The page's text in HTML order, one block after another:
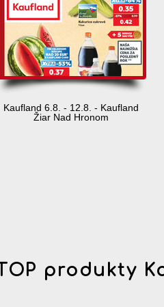
Kaufland 6.8. - 12.8. - Kaufland
Žiar Nad Hronom
TOP produkty